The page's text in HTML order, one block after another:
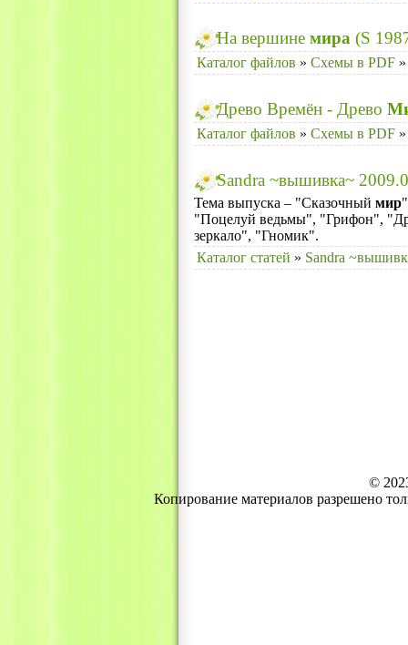
На вершине мира (S
Каталог файлов » Схемы в PDF »
Древо Времён - Древо
Каталог файлов » Схемы в PDF »
Sandra ~вышивка~
Тема выпуска – "Сказочный мир
"Поцелуй ведьмы", "Грифон",
зеркало", "Гномик".
Каталог статей » Sandra
©
Копирование материалов разрешено